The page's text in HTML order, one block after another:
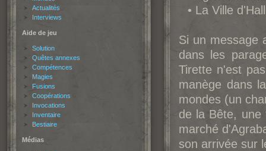
Actualités
Interviews
Aide de jeu
Solution
Quêtes annexes
Compétences
Magies
Fusions
Coopérations
Invocations
Inventaire
Bestiaire
Médias
• La Ville
Si un message
dans les
Tirette n'est
manège dans
mondes (un
de la Bête, une
marché
son arrivée sur